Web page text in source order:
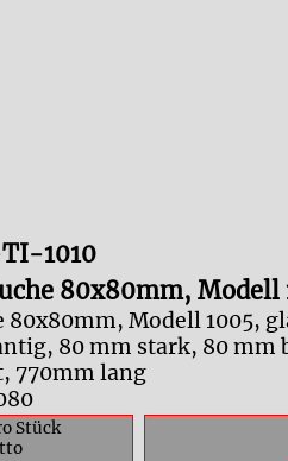
1010
80x80mm, Modell
80x80mm, Modell 1005,
80 mm stark, 80 mm
770mm lang
Stück